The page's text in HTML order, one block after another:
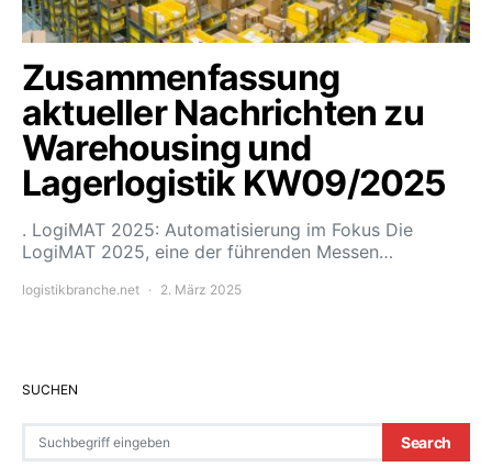
Zusammenfassung
aktueller Nachrichten zu
Warehousing und
Lagerlogistik KW09/2025
. LogiMAT 2025: Automatisierung im Fokus Die
LogiMAT 2025, eine der führenden Messen…
logistikbranche.net 2. März 2025
SUCHEN
Search